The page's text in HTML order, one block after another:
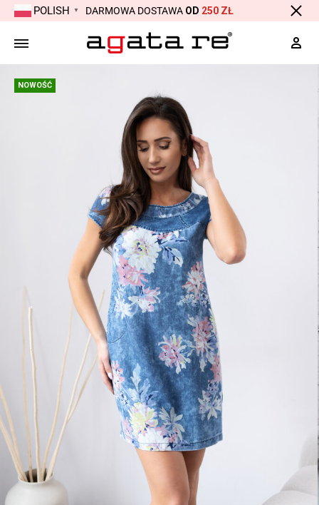
POLISH ▼ DARMOWA DOSTAWA OD 250 ZŁ
NOWOŚĆ